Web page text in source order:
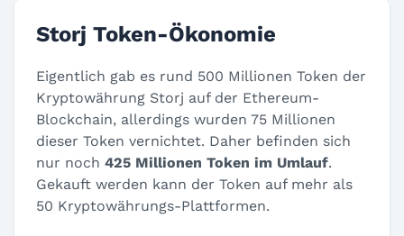
Storj Token-Ökonomie
Eigentlich gab es rund 500 Millionen Token der
Kryptowährung Storj auf der Ethereum-
Blockchain, allerdings wurden 75 Millionen
dieser Token vernichtet. Daher befinden sich
nur noch 425 Millionen Token im Umlauf.
Gekauft werden kann der Token auf mehr als
50 Kryptowährungs-Plattformen.